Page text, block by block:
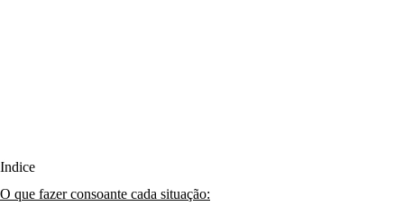
Índice
O que fazer consoante cada situação: